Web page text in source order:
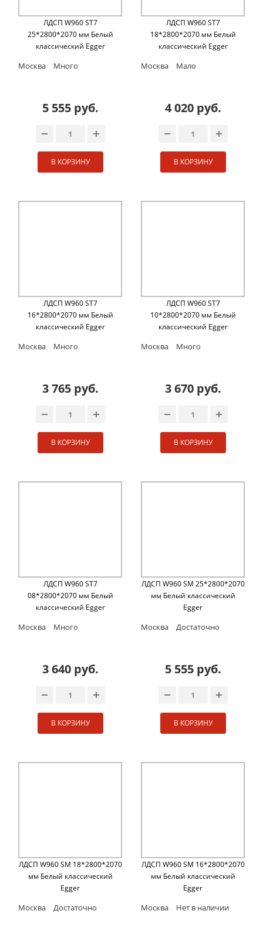
ЛДСП W960 ST7
25*2800*2070 мм Белый
классический Egger
Москва Много
5 555 руб.
В КОРЗИНУ
ЛДСП W960 ST7
18*2800*2070 мм Белый
классический Egger
Москва Мало
4 020 руб.
В КОРЗИНУ
ЛДСП W960 ST7
16*2800*2070 мм Белый
классический Egger
Москва Много
3 765 руб.
В КОРЗИНУ
ЛДСП W960 ST7
10*2800*2070 мм Белый
классический Egger
Москва Много
3 670 руб.
В КОРЗИНУ
ЛДСП W960 ST7
08*2800*2070 мм Белый
классический Egger
Москва Много
3 640 руб.
В КОРЗИНУ
ЛДСП W960 SM 25*2800*2070
мм Белый классический
Egger
Москва Достаточно
5 555 руб.
В КОРЗИНУ
ЛДСП W960 SM 18*2800*2070
мм Белый классический
Egger
Москва Достаточно
ЛДСП W960 SM 16*2800*2070
мм Белый классический
Egger
Москва Нет в наличии